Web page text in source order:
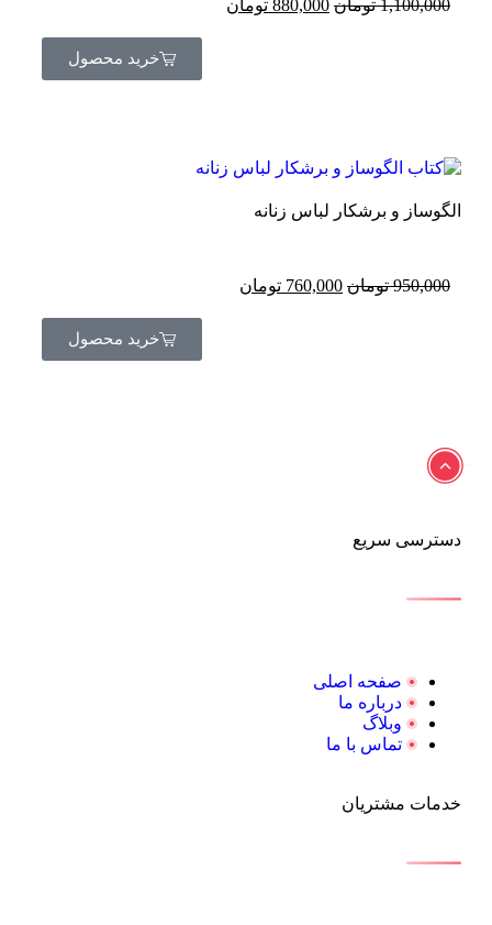
1,100,000 تومان 880,000 تومان
خرید محصول
الگوساز و برشکار لباس زنانه
950,000 تومان 760,000 تومان
خرید محصول
دسترسی سریع
صفحه اصلی
درباره ما
وبلاگ
تماس با ما
خدمات مشتریان